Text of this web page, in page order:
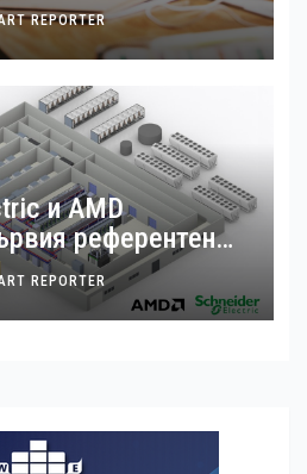
REPORTER
и AMD
референтен
Helios за
на фабрики
REPORTER